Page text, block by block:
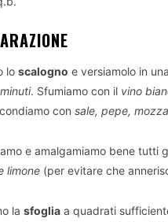
lo scalogno e versiamolo in
. Sfumiamo con il vino
con sale, pepe,
e amalgamiamo bene tutti
limone (per evitare che
la sfoglia a quadrati